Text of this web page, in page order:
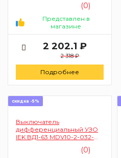
(0)
Представлен в
магазине
2 202.1 ₽
2 318 ₽
Подробнее
скидка -5%
Выключатель
дифференциальный УЗО
IEK ВД1-63 MDV10-2-032-
(0)